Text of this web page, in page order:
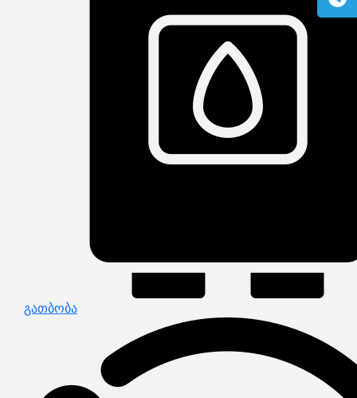
გათბობის სისტემის მაკომპლექტებლები
ავარიული ციმციმები ხმოვანი ზარები
დენისა და ძაბვის მექანიზმები
სადენის არხები და აქსესუარები
ელექტრო სადენის დოლურა
ელექტრო საკომუნიკაციო სადენები
მწერების საკლავი და სათადარიგო ნათურები
სადენის საკონტაქტო ელემენტი ჯგუფი
ტუმბოები და აქსესუარები
ელექტრო კარადები
ძაბვის რეგულატორი და სათადარიგო ნაწილები
ელექტრო სამონტაჟო ხელსაწყოები
საკანალიზაციო მილები და ფიტინგები
გათბობა